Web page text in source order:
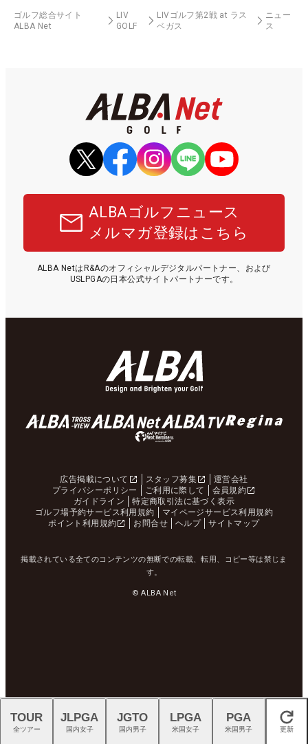
ゴルフ総合サイト
ALBA Net
LIV
GOLF
LIVゴルフ第2戦 at ラス
ベガス
ニュー
ス
ALBAゴルフニュース
メルマガ登録はこちら
ALBA NetはR&Aのオフィシャルデジタルパートナー、および
USLPGAの日本公式サイトパートナーです。
広告掲載について スタッフ募集
運営会社
プライバシーポリシー
ご利用に際して
会員規約
ガイドライン
特定商取引法に基づく表示
ゴルフ場予約サービス利用規約
マイページサービス利用規約
ポイント利用規約
お問合せ ヘルプ サイトマップ
掲載されている全てのコンテンツの無断での転載、転用、コピー等は禁じま
す。
© ALBA Net
閉じる
TOUR
全ツアー
JLPGA
国内女子
JGTO
国内男子
LPGA
米国女子
PGA
米国男子 更新